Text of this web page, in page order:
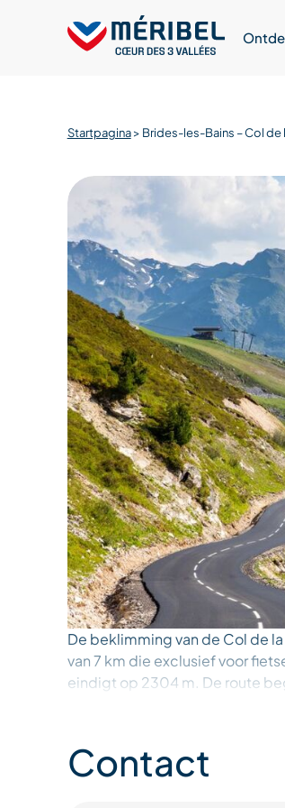
Startpagina> Brides-les-Bains – Col de
De beklimming van de Col de
van 7 km die exclusief voor
eindigt op 2304 m. De route
Contact